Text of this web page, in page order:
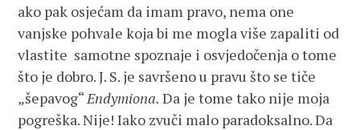
ako pak osjećam da imam pravo, nema one
vanjske pohvale koja bi me mogla više zapaliti od
vlastite samotne spoznaje i osvjedočenja o tome
što je dobro. J. S. je savršeno u pravu što se tiče
„šepavog“Endymiona.Da je tome tako nije moja
pogreška. Nije! Iako zvuči malo paradoksalno. Da